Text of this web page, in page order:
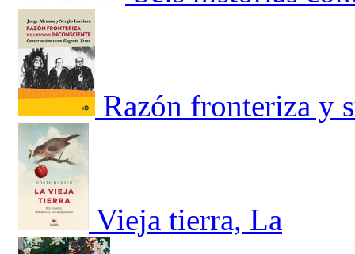
Razón fronteriza y
Vieja tierra, La